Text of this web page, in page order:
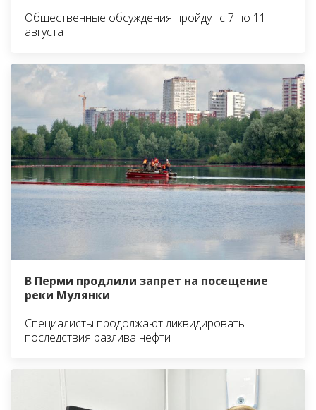
Общественные обсуждения пройдут с 7 по 11
августа
В Перми продлили запрет на посещение
реки Мулянки
Специалисты продолжают ликвидировать
последствия разлива нефти